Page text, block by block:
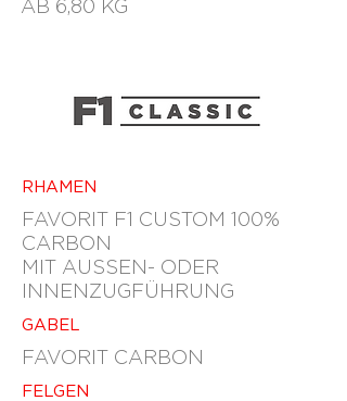
AB 6,80 KG
RHAMEN
FAVORIT F1 CUSTOM 100%
CARBON
MIT AUSSEN- ODER
INNENZUGFÜHRUNG
GABEL
FAVORIT CARBON
FELGEN